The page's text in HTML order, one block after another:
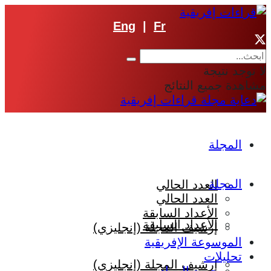
Eng Fr
لا توجد نتيجة
مشاهدة جميع النتائج
المجلة
العدد الحالي
الأعداد السابقة
إرشيف المجلة (إنجليزي)
المجلة
العدد الحالي
الأعداد السابقة
إرشيف المجلة (إنجليزي)
الموسوعة الإفريقية
تحليلات